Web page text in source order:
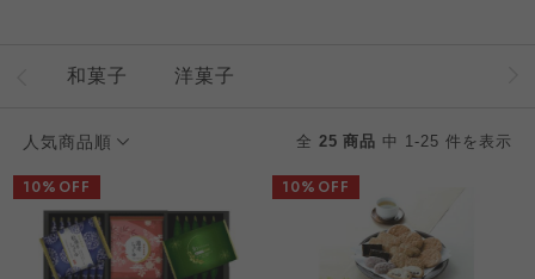
和菓子 洋菓子
人気商品順 全 25 商品 中 1-25 件を表示
10%OFF 10%OFF